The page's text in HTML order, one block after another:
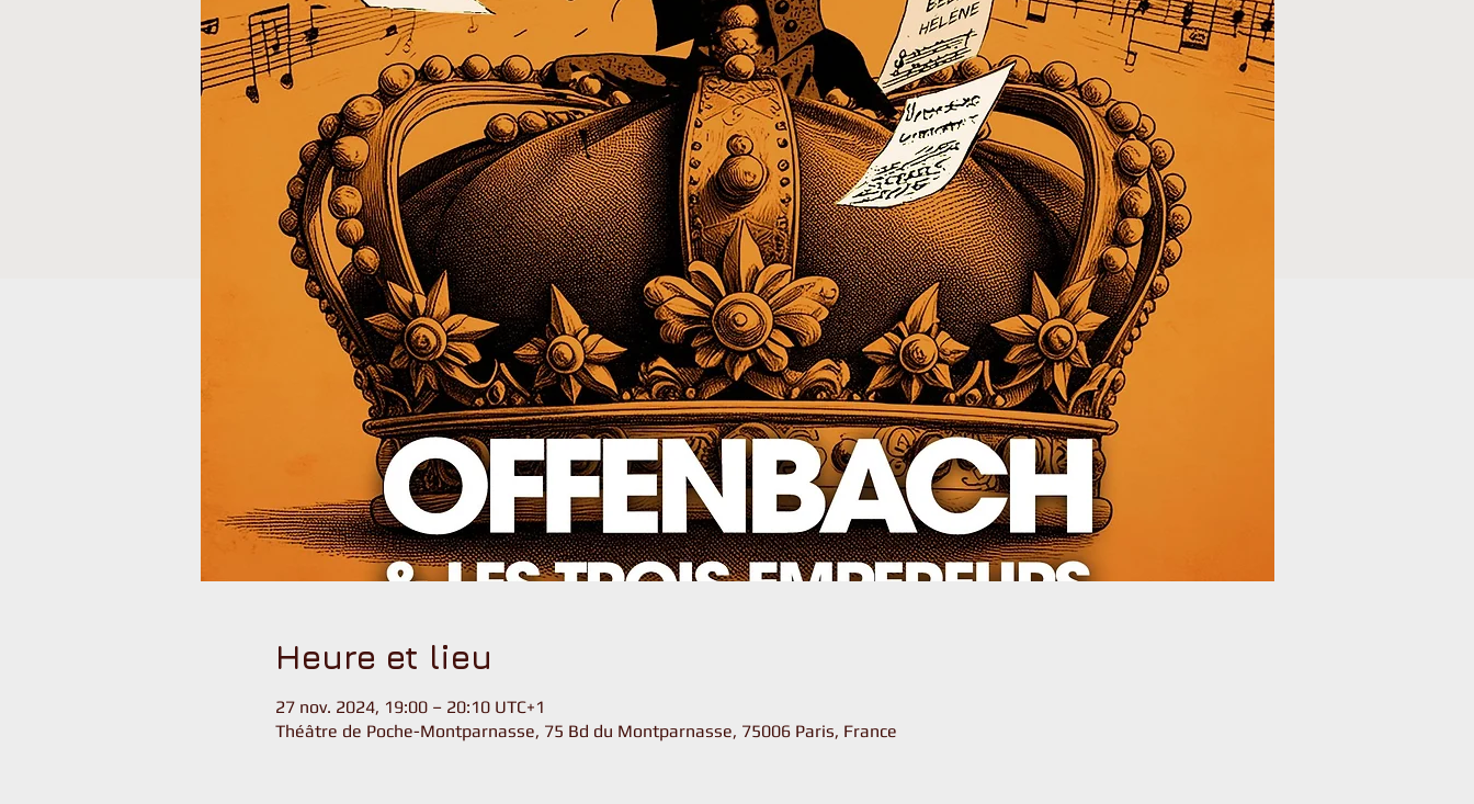
Heure et lieu
27 nov. 2024, 19:00 – 20:10 UTC+1
Théâtre de Poche-Montparnasse, 75 Bd du Montparnasse, 75006 Paris, France